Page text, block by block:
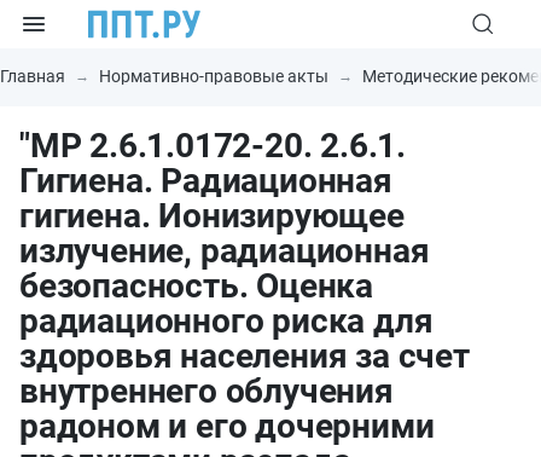
Главная Нормативно-правовые акты Методические
"МР 2.6.1.0172-20. 2.6.1.
Гигиена. Радиационная
гигиена. Ионизирующее
излучение, радиационная
безопасность. Оценка
радиационного риска для
здоровья населения за счет
внутреннего облучения
радоном и его дочерними